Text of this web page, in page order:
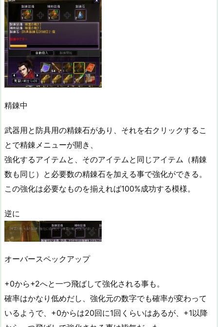
精錬中
武器用と防具用の精錬石があり、それを右クリックするこ
とで精錬メニューが開き、
強化するアイテムと、そのアイテムと同じアイテム（精錬
数も同じ）と必要数の精錬石を加える事で強化ができる。
この強化は必要なものを揃えれば100%成功する模様。
逆に
オーバースペックアップ
+0から+2へと一つ飛ばして強化される事も。
確率はかなり低めだし、強化元の数字でも確率が変わって
いるようで、+0からは20回に1回くらいはあるが、+1以降